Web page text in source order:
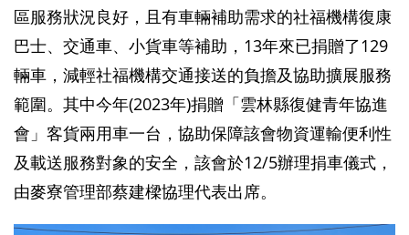
區服務狀況良好，且有車輛補助需求的社福機構復康
巴士、交通車、小貨車等補助，13年來已捐贈了129
輛車，減輕社福機構交通接送的負擔及協助擴展服務
範圍。其中今年(2023年)捐贈「雲林縣復健青年協進
會」客貨兩用車一台，協助保障該會物資運輸便利性
及載送服務對象的安全，該會於12/5辦理捐車儀式，
由麥寮管理部蔡建樑協理代表出席。